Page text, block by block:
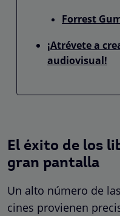
Forrest
¡Atrévete a
audiovisual!
El éxito de los
gran pantalla
Un alto número de
cines provienen